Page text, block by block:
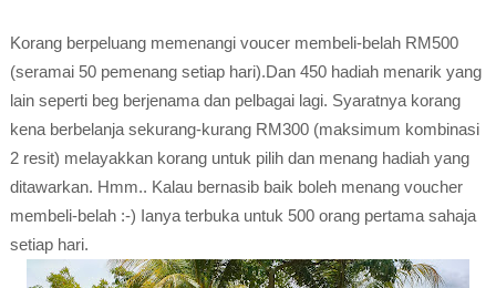
Korang berpeluang memenangi voucer membeli-belah RM500
(seramai 50 pemenang setiap hari).Dan 450 hadiah menarik yang
lain seperti beg berjenama dan pelbagai lagi. Syaratnya korang
kena berbelanja sekurang-kurang RM300 (maksimum kombinasi
2 resit) melayakkan korang untuk pilih dan menang hadiah yang
ditawarkan. Hmm.. Kalau bernasib baik boleh menang voucher
membeli-belah :-) Ianya terbuka untuk 500 orang pertama sahaja
setiap hari.